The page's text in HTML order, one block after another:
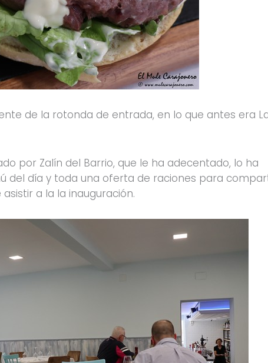
de la rotonda de entrada, en lo que antes era
por Zalín del Barrio, que le ha adecentado, lo ha
del día y toda una oferta de raciones para
a la la inauguración.